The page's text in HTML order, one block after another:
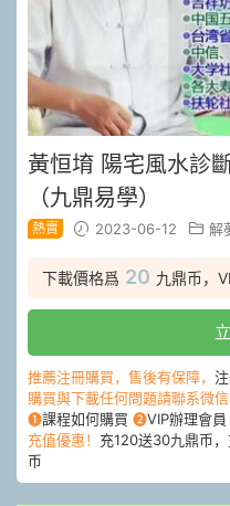
黃恒堉 陽宅風水診
（九鼎易學）
熱賣 2023-06-12 解
下載價格爲 20 九鼎币，
推薦注冊購買，售後有保障，
購買與下載任何問題請聯系微
❶課程如何購買 ❷VIP辦理會員
充值優惠！ 充120送30九鼎币
币